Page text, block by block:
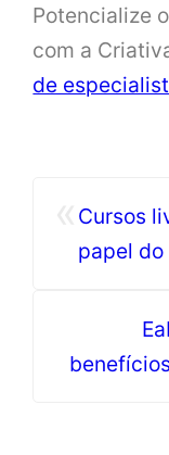
Potencialize
com a
de
Cursos
papel